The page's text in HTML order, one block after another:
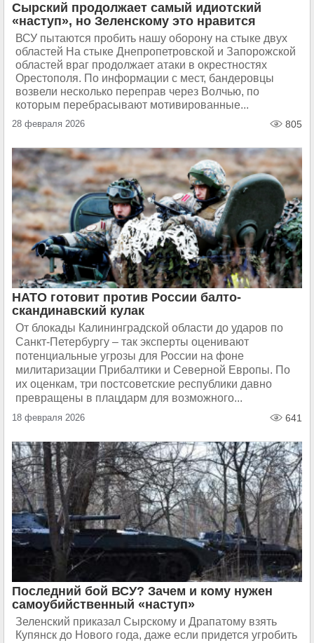
Сырский продолжает самый идиотский
«наступ», но Зеленскому это нравится
ВСУ пытаются пробить нашу оборону на стыке двух
областей На стыке Днепропетровской и Запорожской
областей враг продолжает атаки в окрестностях
Орестополя. По информации с мест, бандеровцы
возвели несколько переправ через Волчью, по
которым перебрасывают мотивированные...
28 февраля 2026 805
НАТО готовит против России балто-
скандинавский кулак
От блокады Калининградской области до ударов по
Санкт-Петербургу – так эксперты оценивают
потенциальные угрозы для России на фоне
милитаризации Прибалтики и Северной Европы. По
их оценкам, три постсоветские республики давно
превращены в плацдарм для возможного...
18 февраля 2026 641
Последний бой ВСУ? Зачем и кому нужен
самоубийственный «наступ»
Зеленский приказал Сырскому и Драпатому взять
Купянск до Нового года, даже если придется угробить